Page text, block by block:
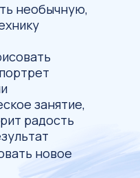
необычную,
занятие,
радость
новое